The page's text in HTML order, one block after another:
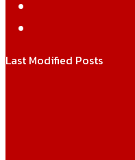
Last Modified Posts